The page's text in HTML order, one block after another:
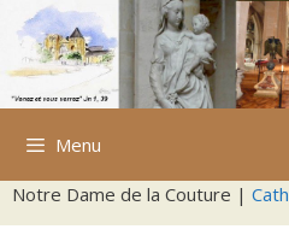
Aller
contenu
Menu
Notre Dame de la Couture |